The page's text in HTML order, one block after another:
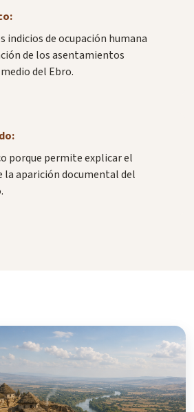
indicios de ocupación humana
de los asentamientos
del Ebro.
porque permite explicar el
aparición documental del